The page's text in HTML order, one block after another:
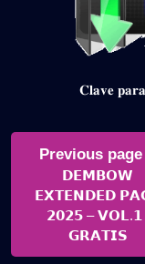
𝐂𝐥𝐚𝐯𝐞
Navegación
entradas
Previous page
𝗗𝗘𝗠𝗕𝗢𝗪
𝗘𝗫𝗧𝗘𝗡𝗗𝗘𝗗
𝟮𝟬𝟮𝟱 – 𝗩𝗢𝗟.𝟭
𝗚𝗥𝗔𝗧𝗜𝗦